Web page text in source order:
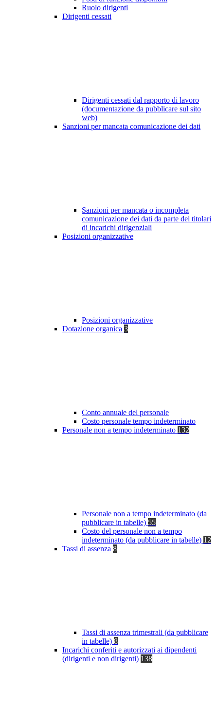
Ruolo dirigenti
Dirigenti cessati
Dirigenti cessati dal rapporto di lavoro
(documentazione da pubblicare sul sito
web)
Sanzioni per mancata comunicazione dei dati
Sanzioni per mancata o incompleta
comunicazione dei dati da parte dei titolari
di incarichi dirigenziali
Posizioni organizzative
Posizioni organizzative
Dotazione organica 3
Conto annuale del personale
Costo personale tempo indeterminato
Personale non a tempo indeterminato 132
Personale non a tempo indeterminato (da
pubblicare in tabelle) 55
Costo del personale non a tempo
indeterminato (da pubblicare in tabelle) 12
Tassi di assenza 8
Tassi di assenza trimestrali (da pubblicare
in tabelle) 8
Incarichi conferiti e autorizzati ai dipendenti
(dirigenti e non dirigenti) 138